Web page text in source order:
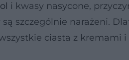
i kwasy nasycone,
szczególnie narażeni.
ciasta z kremami i